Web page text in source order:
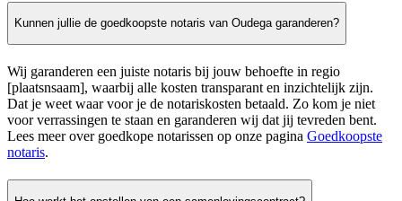
Kunnen jullie de goedkoopste notaris van Oudega garanderen?
Wij garanderen een juiste notaris bij jouw behoefte in regio
[plaatsnsaam], waarbij alle kosten transparant en inzichtelijk zijn.
Dat je weet waar voor je de notariskosten betaald. Zo kom je niet
voor verrassingen te staan en garanderen wij dat jij tevreden bent.
Lees meer over goedkope notarissen op onze pagina Goedkoopste
notaris.